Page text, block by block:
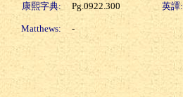
康熙字典: Pg.0922.300 英譯:
Matthews: -